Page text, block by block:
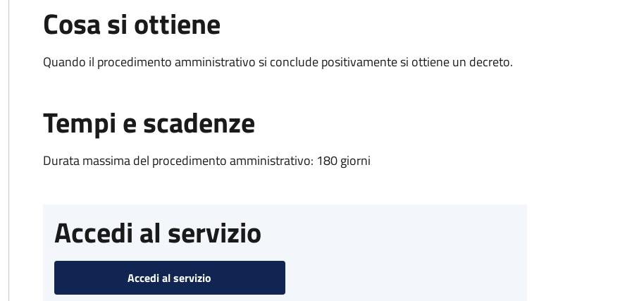
Cosa si ottiene
Quando il procedimento amministrativo si conclude positivamente si ottiene un decreto.
Tempi e scadenze
Durata massima del procedimento amministrativo: 180 giorni
Accedi al servizio
Accedi al servizio